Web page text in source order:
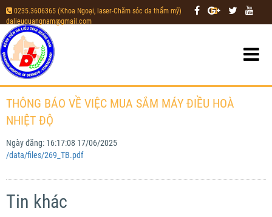
0235.3606365 (Khoa Ngoại, laser-Chăm sóc da thẩm mỹ)
|
dalieuquangnam@gmail.com
THÔNG BÁO VỀ VIỆC MUA SẮM MÁY ĐIỀU HOÀ
NHIỆT ĐỘ
Ngày đăng: 16:17:08 17/06/2025
/data/files/269_TB.pdf
Tin khác